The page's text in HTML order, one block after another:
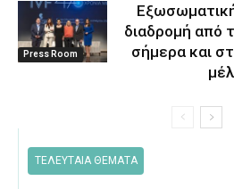
Press Room
διαδρομή από
σήμερα και
ΤΕΛΕΥΤΑΙΑ ΘΕΜΑΤΑ